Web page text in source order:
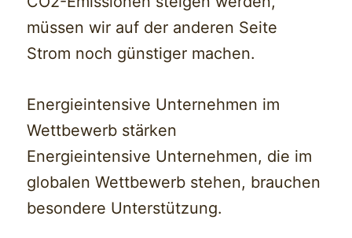
müssen wir auf der anderen Seite
Strom noch günstiger machen.
Energieintensive Unternehmen im
Wettbewerb stärken
Energieintensive Unternehmen, die im
globalen Wettbewerb stehen, brauchen
besondere Unterstützung.